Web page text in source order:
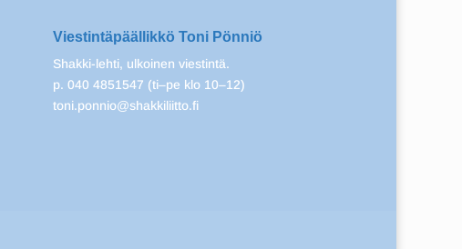
Viestintäpäällikkö Toni Pönniö
Shakki-lehti, ulkoinen viestintä.
p. 040 4851547 (ti–pe klo 10–12)
toni.ponnio@shakkiliitto.fi